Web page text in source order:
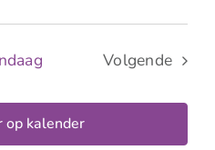
Volgende
op kalender